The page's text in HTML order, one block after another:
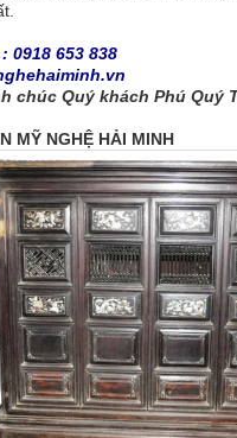
0918 653 838
chúc Quý khách Phú Quý
MỸ NGHỆ HẢI MINH